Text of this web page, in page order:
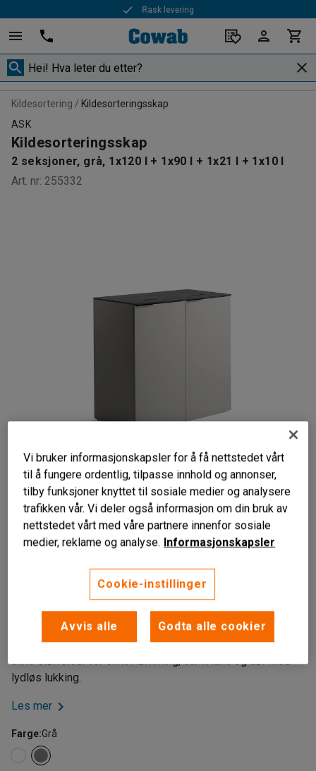
Rask levering
Kildesortering
Kildesorteringsskap
ASK
Kildesorteringsskap
2 seksjoner, grå, 1x120 l + 1x90 l + 1x21 l + 1x10 l
Art. nr: 255332
Liknende produkter
Uttrekkbare avfallsbeholdere
Enkle kildesorteringsskap med stilrent design.
Avfallsoppbevaringen har uttrekkbare avfallsbeholdere i
ulike størrelser for enkel tømming, samt luke og dør med
lydløs lukking.
Les mer
Farge:Grå
Vi bruker informasjonskapsler for å få nettstedet vårt
til å fungere ordentlig, tilpasse innhold og annonser,
tilby funksjoner knyttet til sosiale medier og analysere
trafikken vår. Vi deler også informasjon om din bruk av
nettstedet vårt med våre partnere innenfor sosiale
medier, reklame og analyse. Informasjonskapsler
Cookie-instillinger
Avvis alle Godta alle cookier